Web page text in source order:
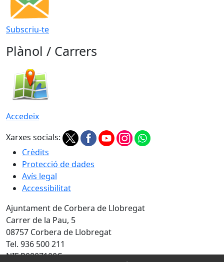
Subscriu-te
Plànol / Carrers
Accedeix
Xarxes socials:
Crèdits
Protecció de dades
Avís legal
Accessibilitat
Ajuntament de Corbera de Llobregat
Carrer de la Pau, 5
08757 Corbera de Llobregat
Tel. 936 500 211
NIF P0807100C